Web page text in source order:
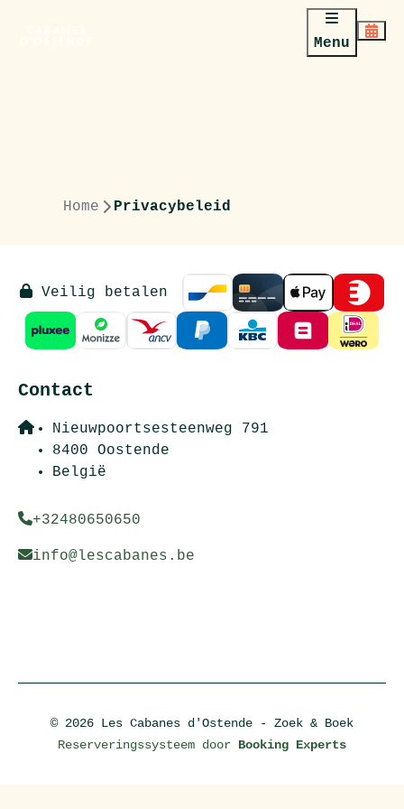
Menu
Home Privacybeleid
Veilig betalen
Contact
Nieuwpoortsesteenweg 791
8400 Oostende
België
+32480650650
info@lescabanes.be
© 2026 Les Cabanes d'Ostende - Zoek & Boek
Reserveringssysteem door Booking Experts